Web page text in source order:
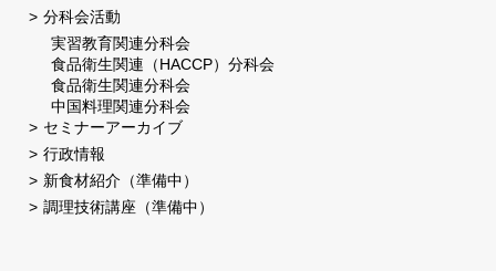
分科会活動
実習教育関連分科会
食品衛生関連（HACCP）分科会
食品衛生関連分科会
中国料理関連分科会
セミナーアーカイブ
行政情報
新食材紹介（準備中）
調理技術講座（準備中）